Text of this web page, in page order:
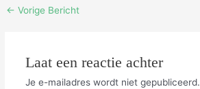
Bericht
← Vorige Bericht
Laat een reactie achter
Je e-mailadres wordt niet gepubliceerd.